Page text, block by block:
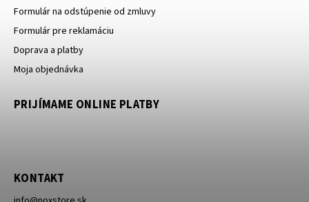
Formulár na odstúpenie od zmluvy
Formulár pre reklamáciu
Doprava a platby
Moja objednávka
PRIJÍMAME ONLINE PLATBY
KONTAKT